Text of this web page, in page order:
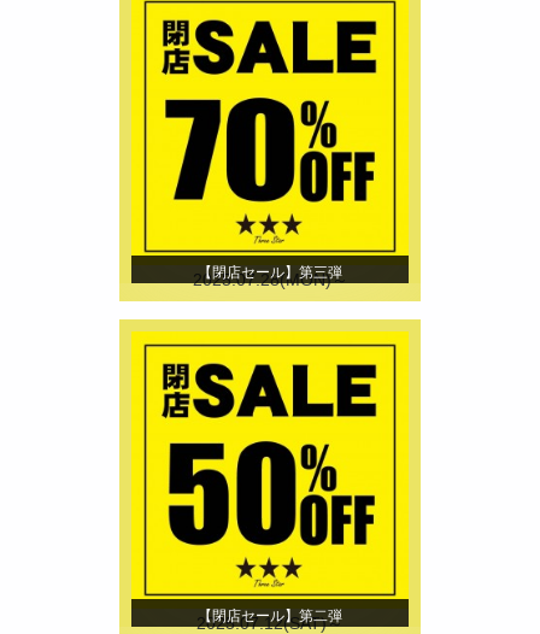
【閉店セール】第三弾
2025.07.28(MON)～
【閉店セール】第二弾
2025.07.12(SAT)～